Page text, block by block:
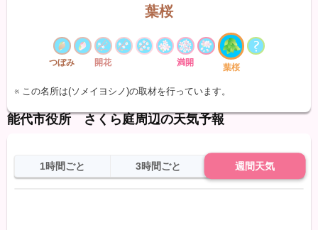
葉桜
つぼみ 開花 満開 葉桜
※ この名所は(ソメイヨシノ)の取材を行っています。
能代市役所 さくら庭周辺の天気予報
1時間ごと 3時間ごと 週間天気